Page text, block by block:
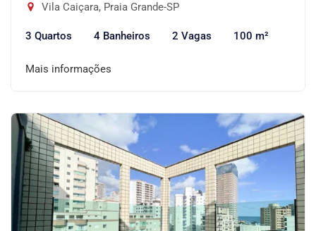
Vila Caiçara, Praia Grande-SP
3 Quartos 4 Banheiros 2 Vagas 100 m²
Mais informações